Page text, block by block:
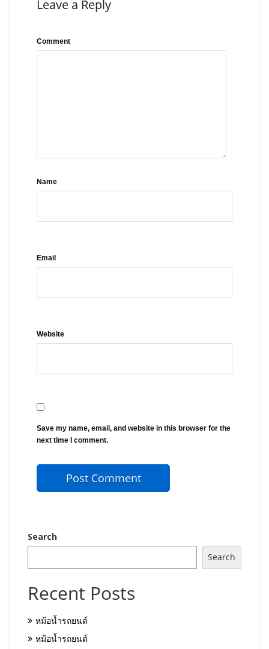
Leave a Reply
Comment
Name
Email
Website
Save my name, email, and website in this browser for the
next time I comment.
Search
Search
Recent Posts
หม้อน้ำรถยนต์
หม้อน้ำรถยนต์